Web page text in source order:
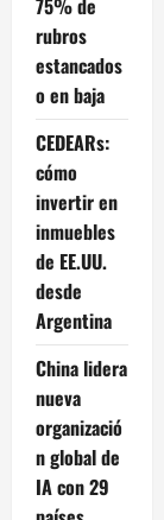
rubros
estancados
o en baja
CEDEARs:
cómo
invertir en
inmuebles
de EE.UU.
desde
Argentina
China lidera
nueva
organizació
n global de
IA con 29